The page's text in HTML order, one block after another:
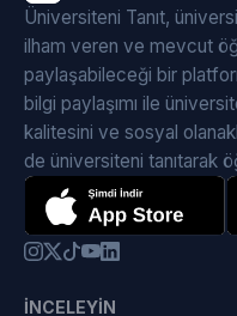
Üniversiteni Tanıt,
ilham veren ve mevcut
paylaşabileceği bir
bilgi paylaşımı ile
kalitesini ve sosyal
de üniversiteni tanıtarak
İNCELEYIN